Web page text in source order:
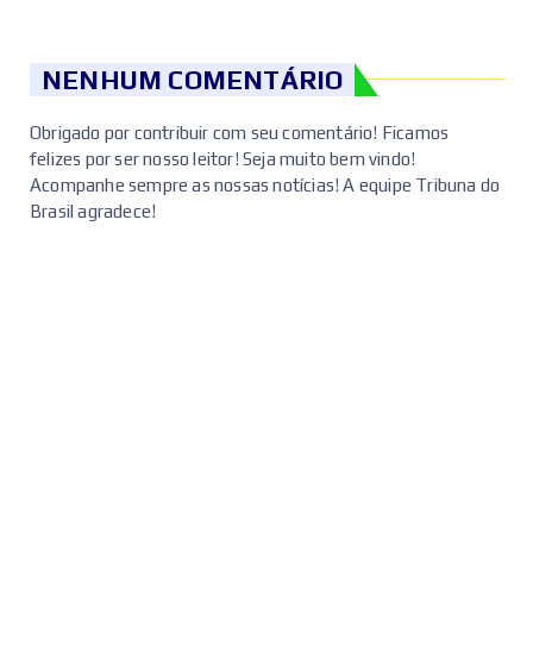
NENHUM COMENTÁRIO
Obrigado por contribuir com seu comentário! Ficamos
felizes por ser nosso leitor! Seja muito bem vindo!
Acompanhe sempre as nossas notícias! A equipe Tribuna do
Brasil agradece!